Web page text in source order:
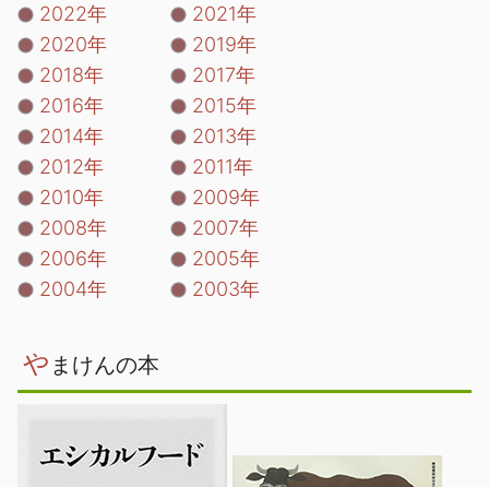
2022年
2021年
2020年
2019年
2018年
2017年
2016年
2015年
2014年
2013年
2012年
2011年
2010年
2009年
2008年
2007年
2006年
2005年
2004年
2003年
や まけんの本